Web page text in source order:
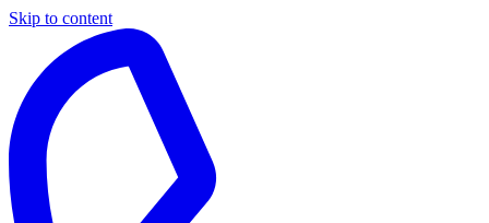
Skip to content